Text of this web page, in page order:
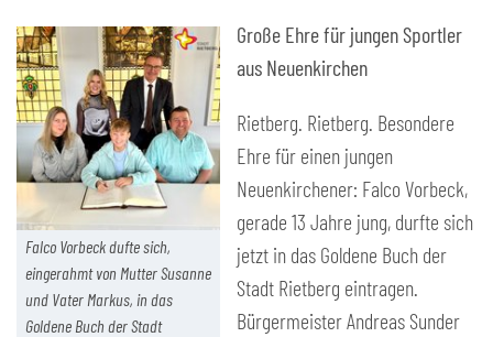
Falco Vorbeck dufte sich,
eingerahmt von Mutter Susanne
und Vater Markus, in das
Goldene Buch der Stadt
Große Ehre für jungen Sportler
aus Neuenkirchen
Rietberg. Rietberg. Besondere
Ehre für einen jungen
Neuenkirchener: Falco Vorbeck,
gerade 13 Jahre jung, durfte sich
jetzt in das Goldene Buch der
Stadt Rietberg eintragen.
Bürgermeister Andreas Sunder